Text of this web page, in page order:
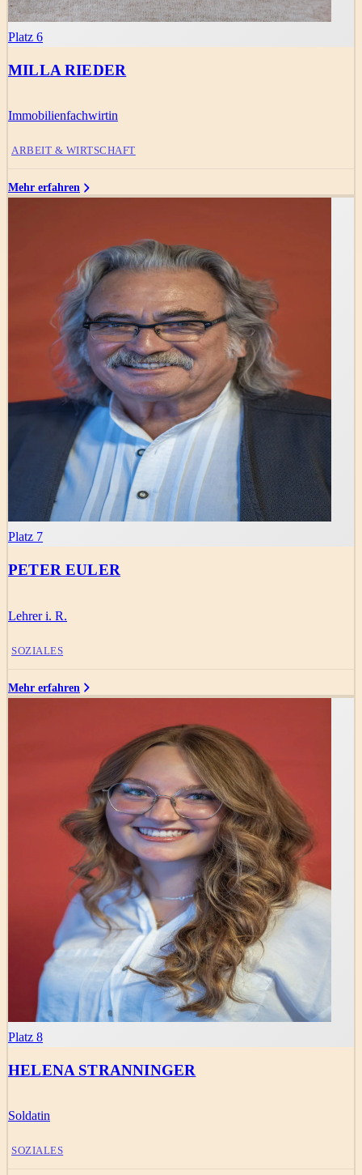
Platz 6
MILLA RIEDER
Immobilienfachwirtin
ARBEIT & WIRTSCHAFT
Mehr erfahren
Platz 7
PETER EULER
Lehrer i. R.
SOZIALES
Mehr erfahren
Platz 8
HELENA STRANNINGER
Soldatin
SOZIALES